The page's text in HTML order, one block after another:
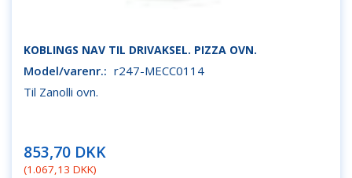
KOBLINGS NAV TIL DRIVAKSEL. PIZZA OVN.
Model/varenr.: r247-MECC0114
Til Zanolli ovn.
853,70 DKK
(1.067,13 DKK)